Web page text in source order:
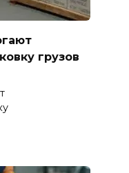
грузов